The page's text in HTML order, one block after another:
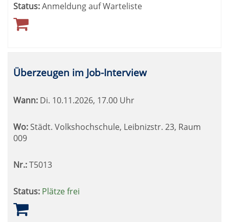
Status:Anmeldung auf Warteliste
Überzeugen im Job-Interview
Wann: Di. 10.11.2026, 17.00 Uhr
Wo: Städt. Volkshochschule, Leibnizstr. 23, Raum
009
Nr.:T5013
Status: Plätze frei